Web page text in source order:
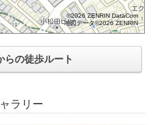
©2026 ZENRIN DataCom
地図データ©2026 ZENRIN
らの徒歩ルート
ラリー